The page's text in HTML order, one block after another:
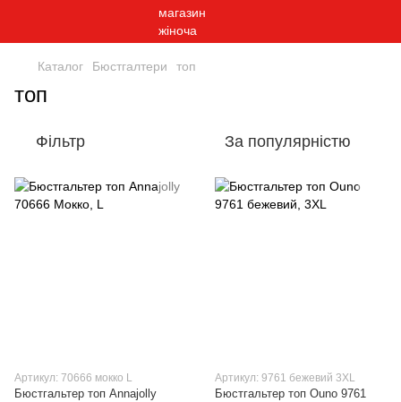
Каталог Бюстгалтери топ
топ
Фільтр За популярністю
Артикул: 70666 мокко L
Бюстгальтер топ Annajolly
Артикул: 9761 бежевий 3XL
Бюстгальтер топ Ouno 9761